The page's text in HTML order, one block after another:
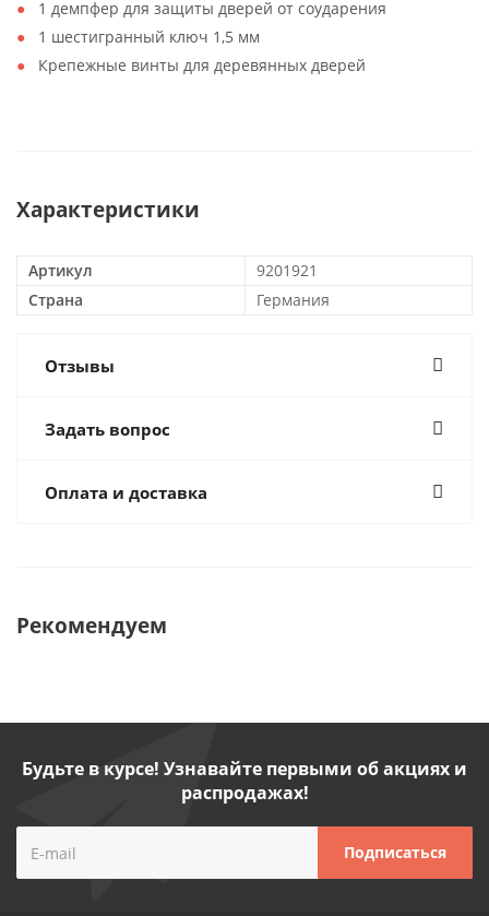
1 демпфер для защиты дверей от соударения
1 шестигранный ключ 1,5 мм
Крепежные винты для деревянных дверей
Характеристики
Артикул
9201921
Страна
Германия
Отзывы
Задать вопрос
Оплата и доставка
Рекомендуем
Будьте в курсе! Узнавайте первыми об акциях и
распродажах!